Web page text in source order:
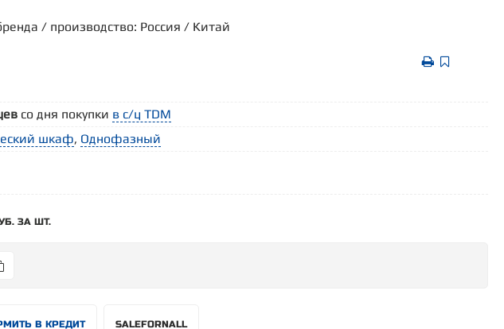
/ производство: Россия / Китай
со дня покупки в с/ц TDM
шкаф, Однофазный
ЗА ШТ.
В КРЕДИТ SALEFORNALL